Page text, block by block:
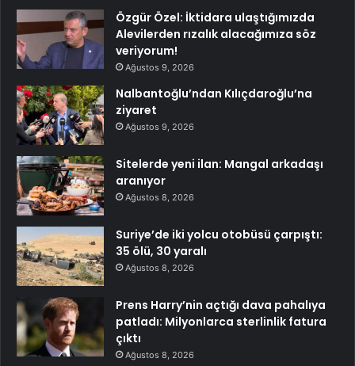
Özgür Özel: İktidara ulaştığımızda
Alevilerden rızalık alacağımıza söz
veriyorum!
Ağustos 9, 2026
Nalbantoğlu’ndan Kılıçdaroğlu’na
ziyaret
Ağustos 9, 2026
Sitelerde yeni ilan: Mangal arkadaşı
aranıyor
Ağustos 8, 2026
Suriye’de iki yolcu otobüsü çarpıştı:
35 ölü, 30 yaralı
Ağustos 8, 2026
Prens Harry’nin açtığı dava pahalıya
patladı: Milyonlarca sterlinlik fatura
çıktı
Ağustos 8, 2026